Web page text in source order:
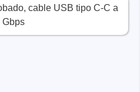
cable USB tipo C-C a
Gbps